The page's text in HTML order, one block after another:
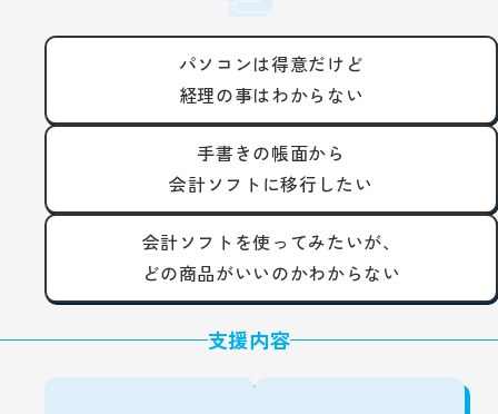
パソコンは得意だけど
経理の事はわからない
手書きの帳面から
会計ソフトに移行したい
会計ソフトを使ってみたいが、
どの商品がいいのかわからない
支援内容